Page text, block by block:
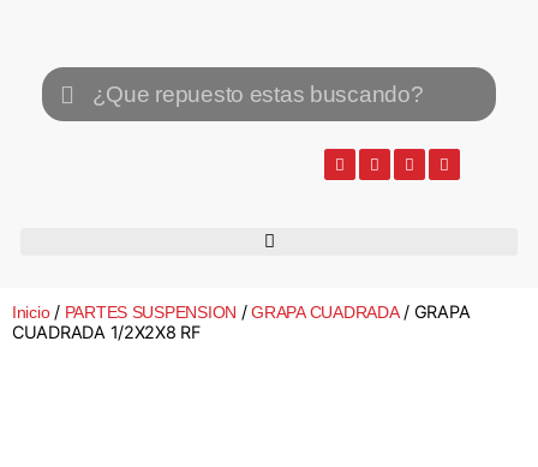
Inicio/ PARTES SUSPENSION /GRAPA CUADRADA/ GRAPA
CUADRADA 1/2X2X8 RF